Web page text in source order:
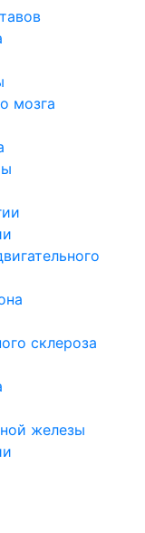
мозга
склероза
железы